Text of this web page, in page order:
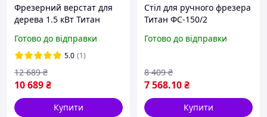
Фрезерний верстат для
дерева 1.5 кВт Титан
Готово до відправки
5.0 (1)
10 689₴
12 689 ₴
Купити
Стіл для ручного фрезера
Титан ФС-150/2
Готово до відправки
7 568.10₴
8 409 ₴
Купити